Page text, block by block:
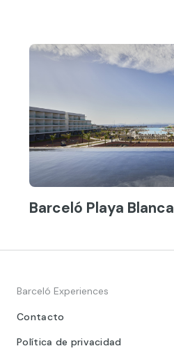
Barceló Playa Blanca
Barceló Experiences
Contacto
Política de privacidad